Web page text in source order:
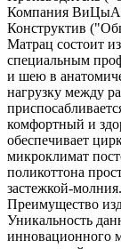
Компания
Конструктив
Матрац состоит
специальным
и шею в
нагрузку между
комфортный и
обеспечивает
микроклимат
поликоттона
застежкой-молния.
Преимущество
Уникальность
инновационного